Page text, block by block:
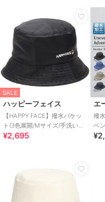
SALE
ハッピーフェイス
【HAPPY FACE】撥水バケッ
ト(3色展開/Mサイズ/手洗い可/
通期)
¥2,695
エ
撥
ベ
ッ